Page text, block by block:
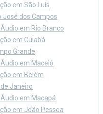
em São Luís
José dos Campos
em Rio Branco
em Cuiabá
Grande
em Maceió
em Belém
Janeiro
em Macapá
em João Pessoa